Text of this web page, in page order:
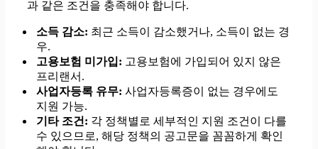
과 같은 조건을 충족해야 합니다.
소득 감소: 최근 소득이 감소했거나, 소득이 없는 경
우.
고용보험 미가입: 고용보험에 가입되어 있지 않은
프리랜서.
사업자등록 유무: 사업자등록증이 없는 경우에도
지원 가능.
기타 조건: 각 정책별로 세부적인 지원 조건이 다를
수 있으므로, 해당 정책의 공고문을 꼼꼼하게 확인